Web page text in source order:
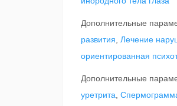
Дополнительные
развития Лечение
ориентированная
Дополнительные
уретрита